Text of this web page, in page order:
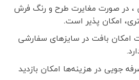
در صورت مغایرت طرح و رنگ فرش
امکان پذیر است.
امکان بافت در سایزهای سفارشی
جویی در هزینه‌ها امکان بازدید